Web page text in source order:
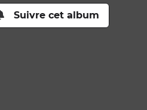
Suivre cet album